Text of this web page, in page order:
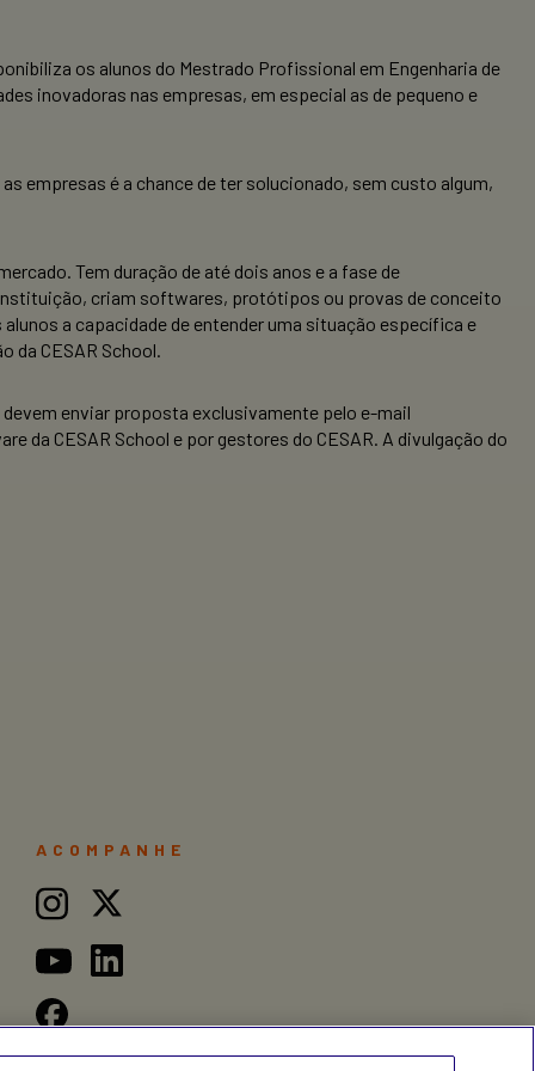
os alunos do Mestrado Profissional em Engenharia de
inovadoras nas empresas, em especial as de pequeno e
empresas é a chance de ter solucionado, sem custo algum,
Tem duração de até dois anos e a fase de
criam softwares, protótipos ou provas de conceito
alunos a capacidade de entender uma situação específica e
da CESAR School.
enviar proposta exclusivamente pelo e-mail
da CESAR School e por gestores do CESAR. A divulgação do
ACOMPANHE